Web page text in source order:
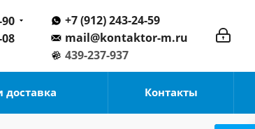
+7 (912) 243-24-59
mail@kontaktor-m.ru
439-237-937
доставка Контакты